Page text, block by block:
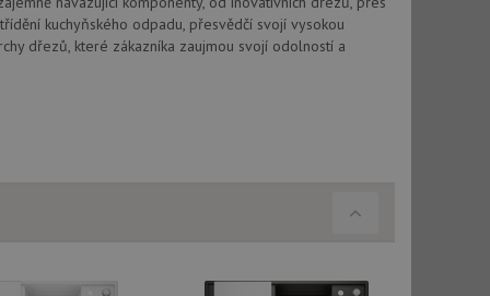
kuchyňského odpadu, přesvědčí svojí vysokou
dřezů, které zákazníka zaujmou svojí odolností a
zda prohlížeč
sledování
používá
koncový uživatel